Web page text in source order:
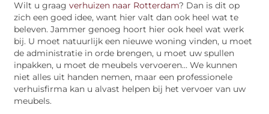
Wilt u graagverhuizen naar Rotterdam? Dan is dit op
zich een goed idee, want hier valt dan ook heel wat te
beleven. Jammer genoeg hoort hier ook heel wat werk
bij. U moet natuurlijk een nieuwe woning vinden, u moet
de administratie in orde brengen, u moet uw spullen
inpakken, u moet de meubels vervoeren… We kunnen
niet alles uit handen nemen, maar een professionele
verhuisfirma kan u alvast helpen bij het vervoer van uw
meubels.